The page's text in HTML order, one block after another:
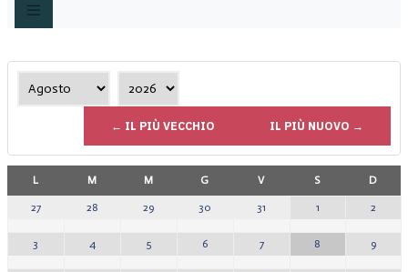
← IL PIÙ VECCHIO IL PIÙ NUOVO →
L M M G V S D
27 28 29 30 31 1 2
3 4 5 6 7 8 9